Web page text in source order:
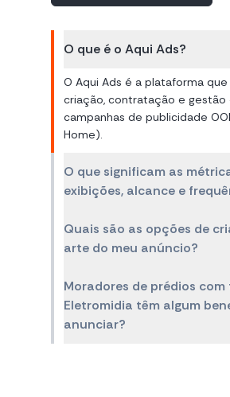
O que é o Aqui Ads?
O Aqui Ads é a plataforma
criação, contratação e gestão
campanhas de publicidade
Home).
O que significam as
exibições, alcance e
Quais são as opções de
arte do meu anúncio?
Moradores de prédios com
Eletromidia têm algum
anunciar?